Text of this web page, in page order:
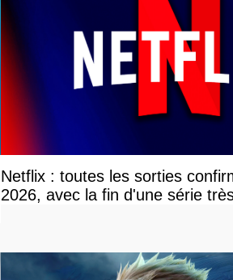
Netflix : toutes les sorties
2026, avec la fin d'une série